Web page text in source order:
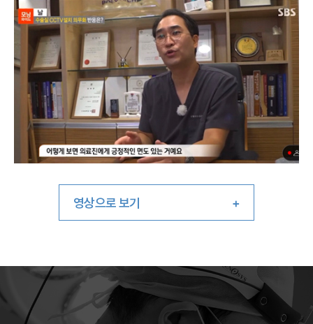
영상으로 보기